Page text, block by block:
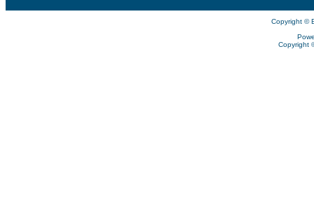
Copyright ©
Copyright